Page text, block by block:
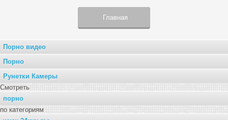
Главная
Порно видео
Порно
Рунетки Камеры
Смотреть
порно
по категориям